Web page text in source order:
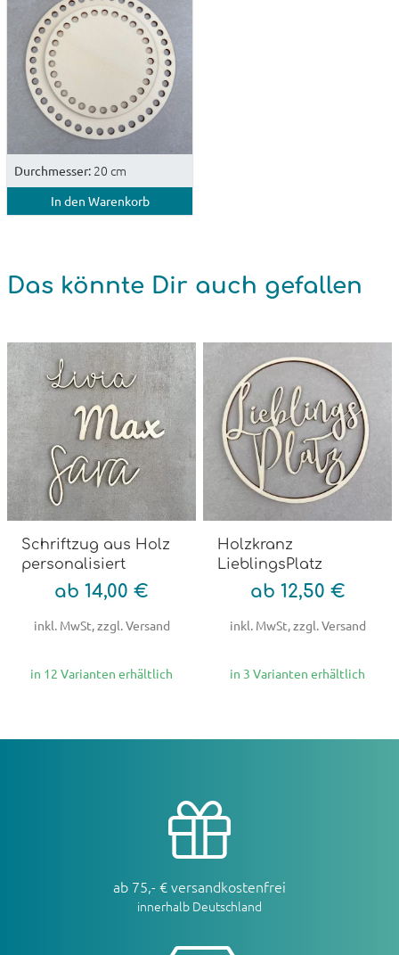
Durchmesser: 20 cm
In den Warenkorb
Das könnte Dir auch gefallen
Schriftzug aus Holz
personalisiert
ab 14,00 €
inkl. MwSt, zzgl. Versand
in 12 Varianten erhältlich
Holzkranz
LieblingsPlatz
ab 12,50 €
inkl. MwSt, zzgl. Versand
in 3 Varianten erhältlich
ab 75,- € versandkostenfrei
innerhalb Deutschland